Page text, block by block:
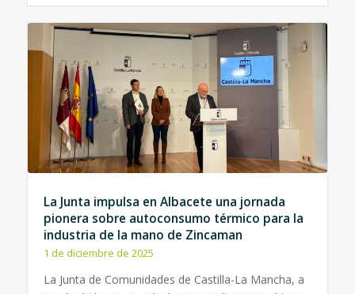
La Junta impulsa en Albacete una jornada
pionera sobre autoconsumo térmico para la
industria de la mano de Zincaman
1 de diciembre de 2025
La Junta de Comunidades de Castilla-La Mancha, a